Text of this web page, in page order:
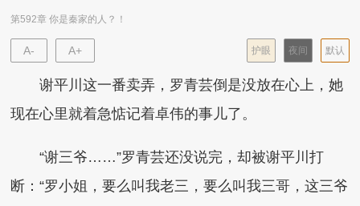
第592章 你是秦家的人？！
A- A+ 默认
夜间
护眼
谢平川这一番卖弄，罗青芸倒是没放在心上，她
现在心里就着急惦记着卓伟的事儿了。
“谢三爷……”罗青芸还没说完，却被谢平川打
断：“罗小姐，要么叫我老三，要么叫我三哥，这三爷